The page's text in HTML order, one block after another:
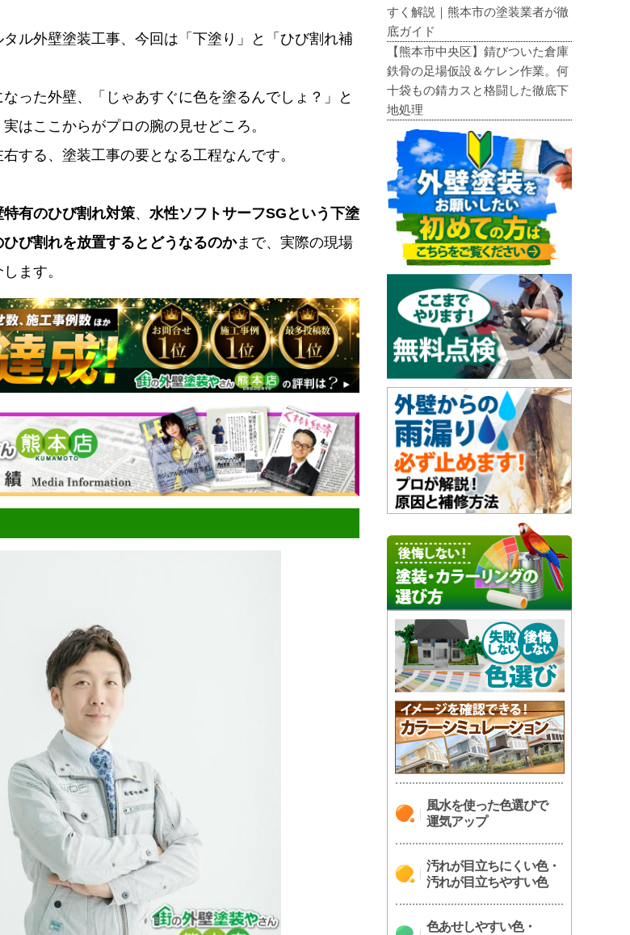
ル外壁塗装工事、今回は「下塗り」と「ひび割れ補
った外壁、「じゃあすぐに色を塗るんでしょ？」と
はここからがプロの腕の見せどころ。
する、塗装工事の要となる工程なんです。
有のひび割れ対策、 水性ソフトサーフSGという下塗
ひび割れを放置するとどうなるのかまで、実際の現場
ます。
すく解説｜熊本市の塗装業者が徹
底ガイド
【熊本市中央区】錆びついた倉庫
鉄骨の足場仮設＆ケレン作業。何
十袋もの錆カスと格闘した徹底下
地処理
風水を使った色選びで
運気アップ
汚れが目立ちにくい色・
汚れが目立ちやすい色
色あせしやすい色・